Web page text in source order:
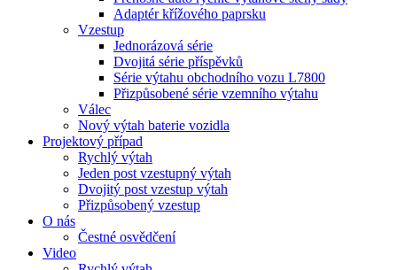
Adaptér křížového paprsku
Vzestup
Jednorázová série
Dvojitá série příspěvků
Série výtahu obchodního vozu L7800
Přizpůsobené série vzemního výtahu
Válec
Nový výtah baterie vozidla
Projektový případ
Rychlý výtah
Jeden post vzestupný výtah
Dvojitý post vzestup výtah
Přizpůsobený vzestup
O nás
Čestné osvědčení
Video